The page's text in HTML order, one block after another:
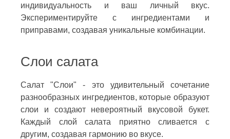
индивидуальность и ваш личный вкус.
Экспериментируйте с ингредиентами и
приправами, создавая уникальные комбинации.
Слои салата
Салат "Слои" - это удивительный сочетание
разнообразных ингредиентов, которые образуют
слои и создают невероятный вкусовой букет.
Каждый слой салата приятно сливается с
другим, создавая гармонию во вкусе.